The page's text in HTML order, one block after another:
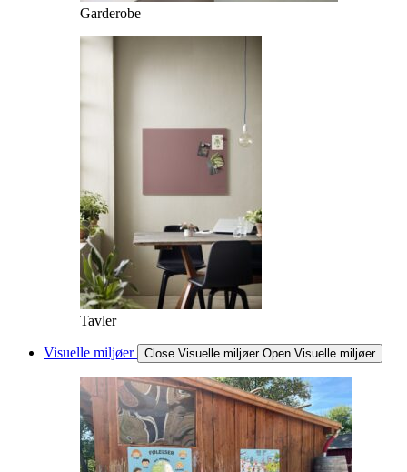
Garderobe
Tavler
Visuelle miljøer Close Visuelle miljøer Open Visuelle miljøer